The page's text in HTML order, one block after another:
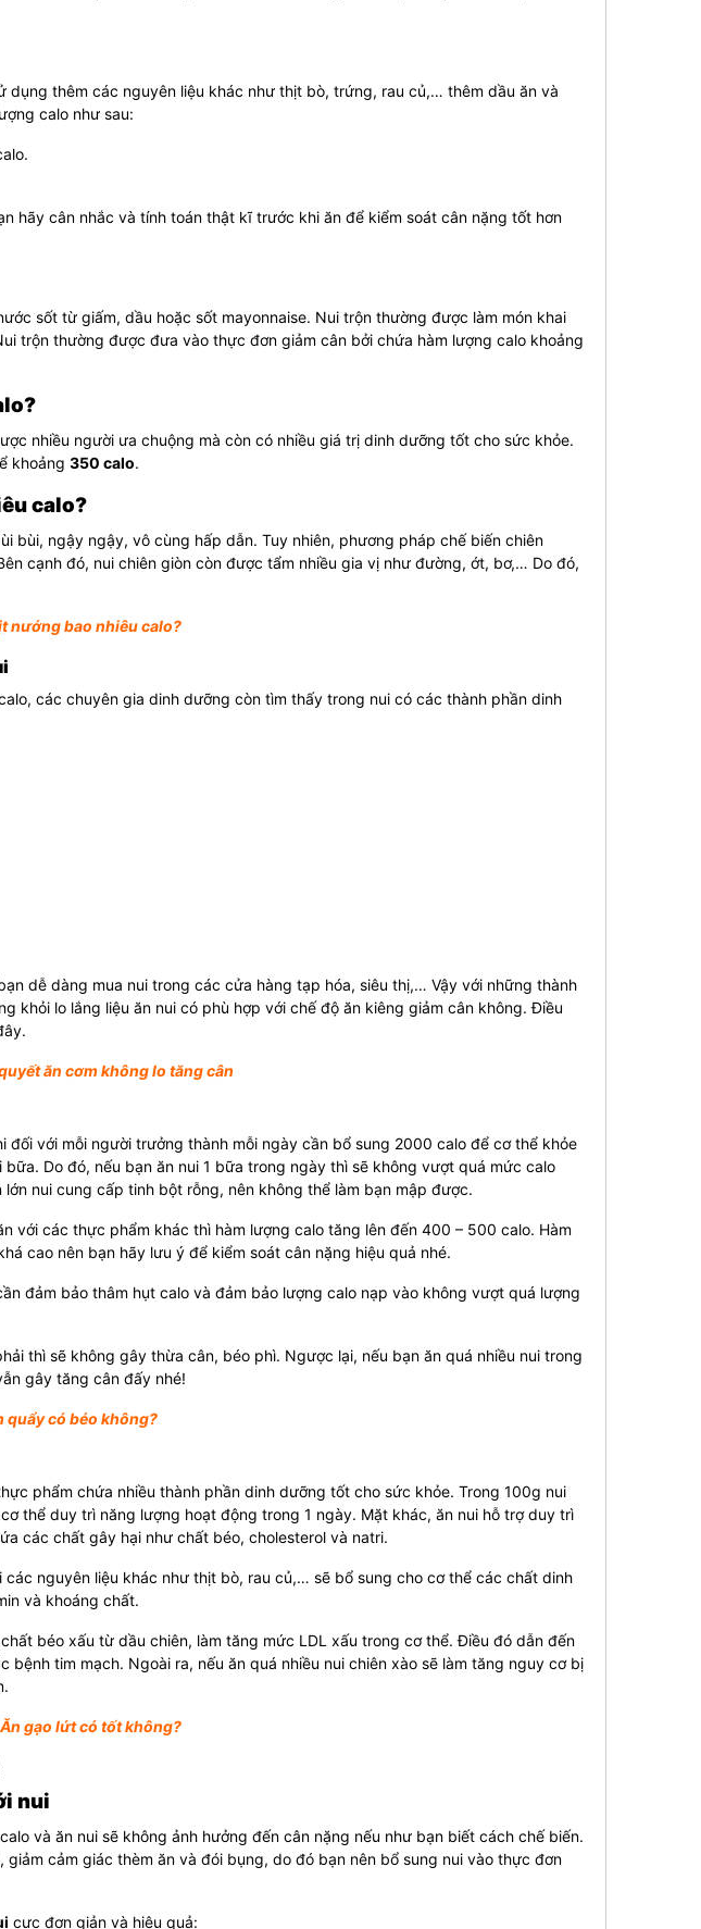
dụng thêm các nguyên liệu khác như thịt bò, trứng, rau củ,… thêm dầu ăn và
calo như sau:
hãy cân nhắc và tính toán thật kĩ trước khi ăn để kiểm soát cân nặng tốt hơn
sốt từ giấm, dầu hoặc sốt mayonnaise. Nui trộn thường được làm món khai
trộn thường được đưa vào thực đơn giảm cân bởi chứa hàm lượng calo khoảng
nhiều người ưa chuộng mà còn có nhiều giá trị dinh dưỡng tốt cho sức khỏe.
khoảng 350 calo.
calo?
bùi, ngậy ngậy, vô cùng hấp dẫn. Tuy nhiên, phương pháp chế biến chiên
cạnh đó, nui chiên giòn còn được tẩm nhiều gia vị như đường, ớt, bơ,… Do đó,
nướng bao nhiêu calo?
các chuyên gia dinh dưỡng còn tìm thấy trong nui có các thành phần dinh
dễ dàng mua nui trong các cửa hàng tạp hóa, siêu thị,… Vậy với những thành
khỏi lo lắng liệu ăn nui có phù hợp với chế độ ăn kiêng giảm cân không. Điều
ăn cơm không lo tăng cân
đối với mỗi người trưởng thành mỗi ngày cần bổ sung 2000 calo để cơ thể khỏe
Do đó, nếu bạn ăn nui 1 bữa trong ngày thì sẽ không vượt quá mức calo
nui cung cấp tinh bột rỗng, nên không thể làm bạn mập được.
với các thực phẩm khác thì hàm lượng calo tăng lên đến 400 – 500 calo. Hàm
cao nên bạn hãy lưu ý để kiểm soát cân nặng hiệu quả nhé.
đảm bảo thâm hụt calo và đảm bảo lượng calo nạp vào không vượt quá lượng
thì sẽ không gây thừa cân, béo phì. Ngược lại, nếu bạn ăn quá nhiều nui trong
gây tăng cân đấy nhé!
quẩy có béo không?
phẩm chứa nhiều thành phần dinh dưỡng tốt cho sức khỏe. Trong 100g nui
thể duy trì năng lượng hoạt động trong 1 ngày. Mặt khác, ăn nui hỗ trợ duy trì
các chất gây hại như chất béo, cholesterol và natri.
nguyên liệu khác như thịt bò, rau củ,… sẽ bổ sung cho cơ thể các chất dinh
và khoáng chất.
béo xấu từ dầu chiên, làm tăng mức LDL xấu trong cơ thể. Điều đó dẫn đến
tim mạch. Ngoài ra, nếu ăn quá nhiều nui chiên xào sẽ làm tăng nguy cơ bị
gạo lứt có tốt không?
nui
và ăn nui sẽ không ảnh hưởng đến cân nặng nếu như bạn biết cách chế biến.
giảm cảm giác thèm ăn và đói bụng, do đó bạn nên bổ sung nui vào thực đơn
cực đơn giản và hiệu quả: